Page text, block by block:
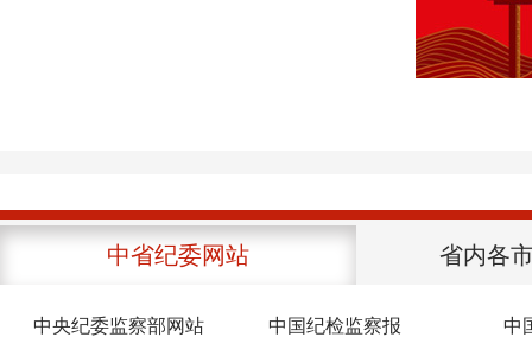
中省纪委网站 省内各
中央纪委监察部网站 中国纪检监察报 中